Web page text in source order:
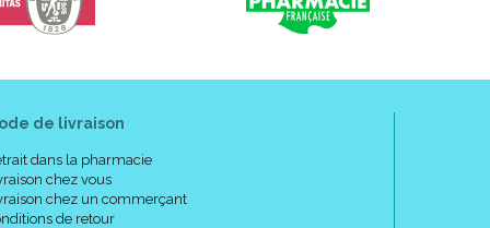
600 mg
375 mg
de livraison
dans la pharmacie
chez vous
chez un commerçant
de retour